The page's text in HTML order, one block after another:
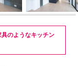
のようなキッチン